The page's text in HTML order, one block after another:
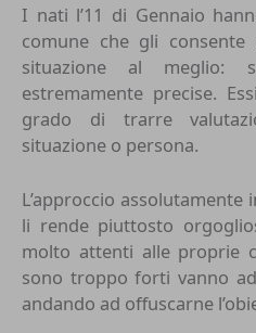
I nati l’11 di Gennaio
comune che gli
situazione al meglio:
estremamente precise.
grado di trarre
situazione o persona.
L’approccio assolutamente
li rende piuttosto
molto attenti alle proprie
sono troppo forti vanno
andando ad offuscarne